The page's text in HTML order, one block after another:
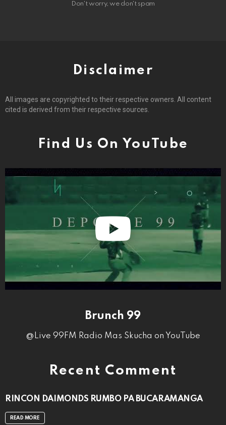
Don't worry, we don't spam
Disclaimer
All images are copyrighted to their respective owners. All content
cited is derived from their respective sources.
Find Us On YouTube
Brunch 99
@Live 99FM Radio Mas Skucha on YouTube
Recent Comment
RINCON DAIMONDS RUMBO PA BUCARAMANGA
READ MORE